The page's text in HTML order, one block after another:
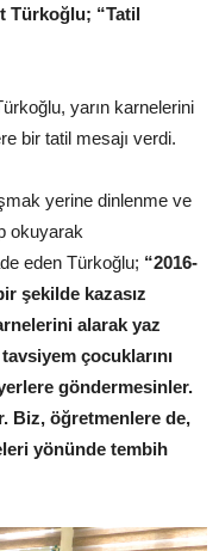
Türkoğlu; “Tatil
yarın karnelerini
bir tatil mesajı verdi.
yerine dinlenme ve
okuyarak
eden Türkoğlu; “2016-
şekilde kazasız
alarak yaz
çocuklarını
göndermesinler.
Biz, öğretmenlere de,
yönünde tembih